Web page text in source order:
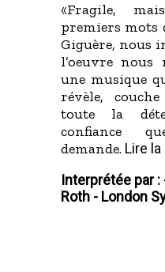
«Fragile,
premiers mots
Giguère, nous
l’oeuvre nous
une musique
révèle,
toute la
confiance
demande. Lire
Interprétée par :
Roth - London